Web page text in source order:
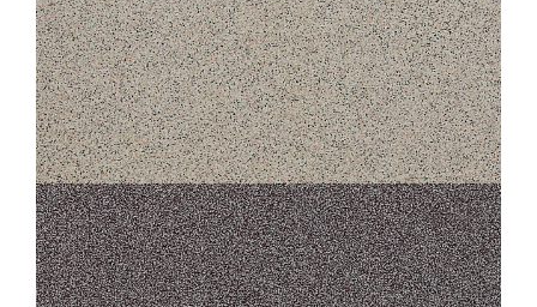
STANDARD
415 PORPHYRÉ GRIS
30X30